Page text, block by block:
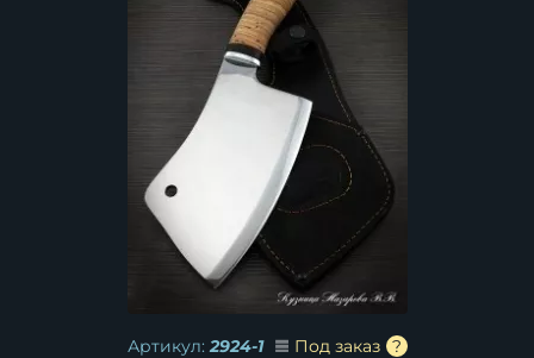
Артикул:2924-1
Под заказ